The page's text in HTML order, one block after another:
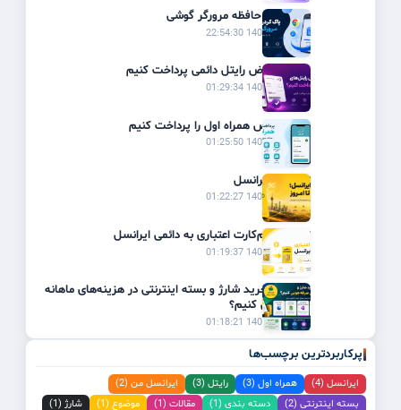
پاک کردن حافظه مرورگر گوشی
1405/03/19 22:54:30
چگونه قبوض رایتل دائمی پرداخت کنیم
1405/02/31 01:29:34
چگونه قبض همراه اول را پرداخت کنیم
1405/02/31 01:25:50
تاریخچه ایرانسل
1405/02/31 01:22:27
تبدیل سیم‌کارت اعتباری به دائمی ایرانسل
1405/02/31 01:19:37
چگونه با خرید شارژ و بسته اینترنتی در هزینه‌های ماهانه
صرفه‌جویی کنیم؟
1405/02/31 01:18:21
پرکاربردترین برچسب‌ها
ایرانسل (4) همراه اول (3) رایتل (3)
ایرانسل من (2)
بسته اینترنتی (2)
دسته بندی (1) مقالات (1) موضوع (1) شارژ (1)